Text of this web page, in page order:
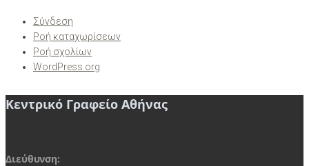
Σύνδεση
Ροή καταχωρίσεων
Ροή σχολίων
WordPress.org
Κεντρικό Γραφείο Αθήνας
Διεύθυνση: